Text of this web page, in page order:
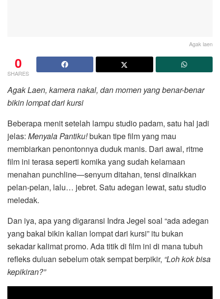
Agak laen
0
SHARES
Agak Laen, kamera nakal, dan momen yang benar-benar
bikin lompat dari kursi
Beberapa menit setelah lampu studio padam, satu hal jadi
jelas: Menyala Pantiku!bukan tipe film yang mau
membiarkan penontonnya duduk manis. Dari awal, ritme
film ini terasa seperti komika yang sudah kelamaan
menahan punchline—senyum ditahan, tensi dinaikkan
pelan-pelan, lalu… jebret. Satu adegan lewat, satu studio
meledak.
Dan iya, apa yang digaransi Indra Jegel soal “ada adegan
yang bakal bikin kalian lompat dari kursi” itu bukan
sekadar kalimat promo. Ada titik di film ini di mana tubuh
refleks duluan sebelum otak sempat berpikir, “Loh kok bisa
kepikiran?”